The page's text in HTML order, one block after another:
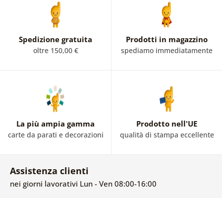
Spedizione gratuita
oltre 150,00 €
Prodotti in magazzino
spediamo immediatamente
La più ampia gamma
carte da parati e decorazioni
Prodotto nell'UE
qualità di stampa eccellente
Assistenza clienti
nei giorni lavorativi Lun - Ven 08:00-16:00